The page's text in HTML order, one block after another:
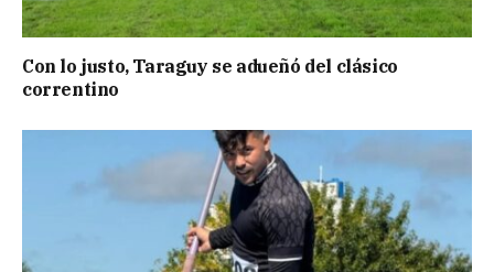
Con lo justo, Taraguy se adueñó del clásico
correntino